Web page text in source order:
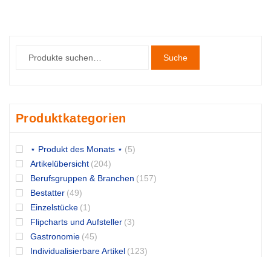
Suche
Produktkategorien
⋆ Produkt des Monats ⋆ (5)
Artikelübersicht (204)
Berufsgruppen & Branchen (157)
Bestatter (49)
Einzelstücke (1)
Flipcharts und Aufsteller (3)
Gastronomie (45)
Individualisierbare Artikel (123)